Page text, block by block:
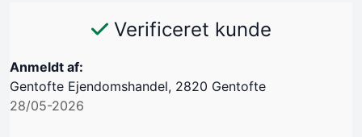
Verificeret kunde
Anmeldt af:
Gentofte Ejendomshandel, 2820 Gentofte
28/05-2026